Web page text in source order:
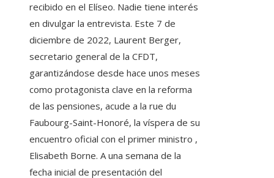
recibido en el Elíseo. Nadie tiene interés
en divulgar la entrevista. Este 7 de
diciembre de 2022, Laurent Berger,
secretario general de la CFDT,
garantizándose desde hace unos meses
como protagonista clave en la reforma
de las pensiones, acude a la rue du
Faubourg-Saint-Honoré, la víspera de su
encuentro oficial con el primer ministro ,
Elisabeth Borne. A una semana de la
fecha inicial de presentación del